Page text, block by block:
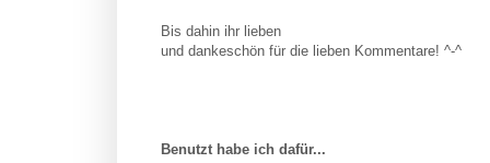
Bis dahin ihr lieben
und dankeschön für die lieben Kommentare! ^-^
Benutzt habe ich dafür...